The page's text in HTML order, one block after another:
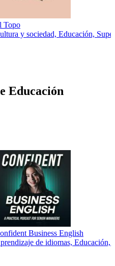
Topo
y sociedad, Educación,
Educación
Business English
de idiomas, Educación,